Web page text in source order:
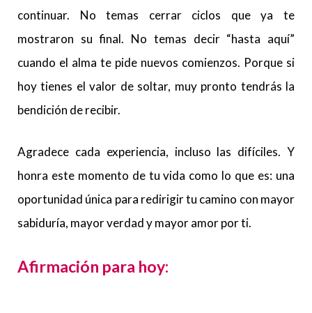
continuar. No temas cerrar ciclos que ya te
mostraron su final. No temas decir “hasta aquí”
cuando el alma te pide nuevos comienzos. Porque si
hoy tienes el valor de soltar, muy pronto tendrás la
bendición de recibir.
Agradece cada experiencia, incluso las difíciles. Y
honra este momento de tu vida como lo que es: una
oportunidad única para redirigir tu camino con mayor
sabiduría, mayor verdad y mayor amor por ti.
Afirmación para hoy: